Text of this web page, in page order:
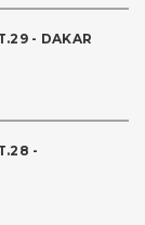
- DAKAR
-